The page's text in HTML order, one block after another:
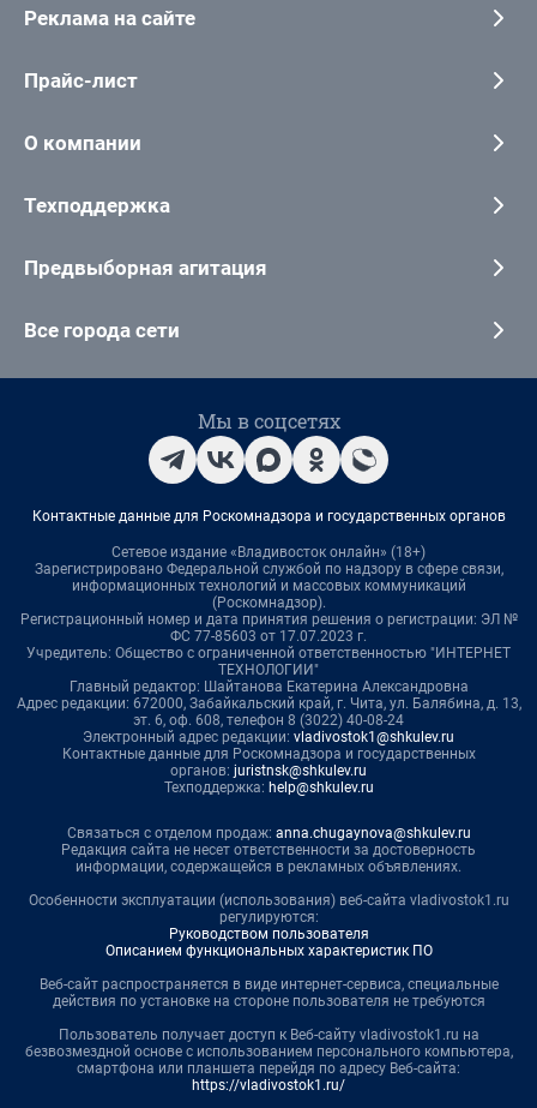
Реклама на сайте
Прайс-лист
О компании
Техподдержка
Предвыборная агитация
Все города сети
Мы в соцсетях
Контактные данные для Роскомнадзора и государственных органов
Сетевое издание «Владивосток онлайн» (18+)
Зарегистрировано Федеральной службой по надзору в сфере связи,
информационных технологий и массовых коммуникаций
(Роскомнадзор).
Регистрационный номер и дата принятия решения о регистрации: ЭЛ №
ФС 77-85603 от 17.07.2023 г.
Учредитель: Общество с ограниченной ответственностью "ИНТЕРНЕТ
ТЕХНОЛОГИИ"
Главный редактор: Шайтанова Екатерина Александровна
Адрес редакции: 672000, Забайкальский край, г. Чита, ул. Балябина, д. 13,
эт. 6, оф. 608, телефон 8 (3022) 40-08-24
Электронный адрес редакции: vladivostok1@shkulev.ru
Контактные данные для Роскомнадзора и государственных
органов: juristnsk@shkulev.ru
Техподдержка: help@shkulev.ru
Связаться с отделом продаж: anna.chugaynova@shkulev.ru
Редакция сайта не несет ответственности за достоверность
информации, содержащейся в рекламных объявлениях.
Особенности эксплуатации (использования) веб-сайта vladivostok1.ru
регулируются:
Руководством пользователя
Описанием функциональных характеристик ПО
Веб-сайт распространяется в виде интернет-сервиса, специальные
действия по установке на стороне пользователя не требуются
Пользователь получает доступ к Веб-сайту vladivostok1.ru на
безвозмездной основе с использованием персонального компьютера,
смартфона или планшета перейдя по адресу Веб-сайта:
https://vladivostok1.ru/